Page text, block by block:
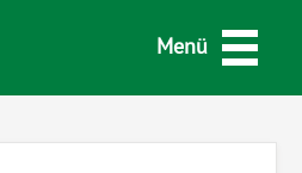
Menü